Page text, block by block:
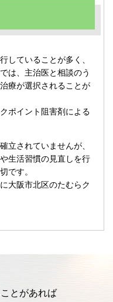
していることが多く、
は、主治医と相談のう
療が選択されることが
ポイント阻害剤による
立されていませんが、
生活習慣の見直しを行
です。
大阪市北区のたむらク
とがあれば